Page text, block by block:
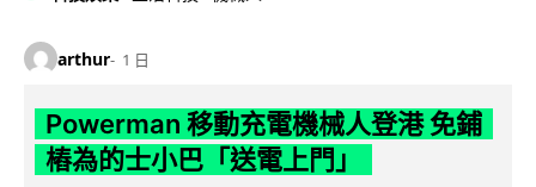
arthur 1 日
Powerman 移動充電機械人登港 免鋪
樁為的士小巴「送電上門」